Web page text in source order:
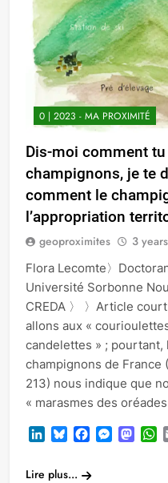
0 | 2023 - MA PROXIMITÉ
Dis-moi comment
champignons, je te
comment le
l’appropriation
geoproximites 3
Flora Lecomte〉
Université Sorbonne
CREDA 〉 〉Article
allons aux «
candelettes » ; pourtant,
champignons de France
213) nous indique que
« marasmes des
LinkedInBlueskyFacebook
Lire plus...